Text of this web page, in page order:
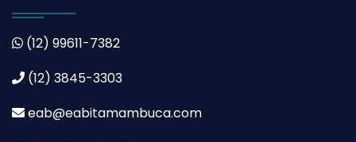
(12) 99611-7382
(12) 3845-3303
eab@eabitamambuca.com